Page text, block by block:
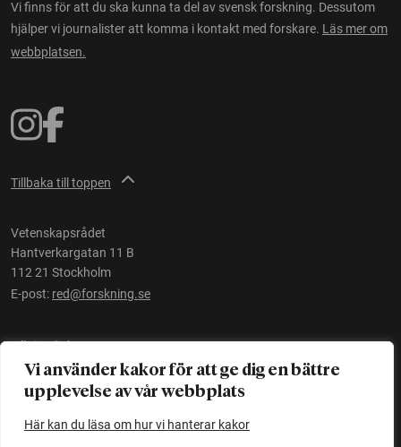
Vi använder kakor för att ge dig en bättre
upplevelse av vår webbplats
Här kan du läsa om hur vi hanterar kakor
Vi finns för att du ska kunna ta del av svensk forskning. Dessutom
hjälper vi journalister att komma i kontakt med forskare. Läs mer om
webbplatsen.
Tillbaka till toppen
Vetenskapsrådet
Hantverkargatan 11 B
112 21 Stockholm
E-post: red@forskning.se
Tillgänglighet
Ett initiativ avVetenskapsrådet